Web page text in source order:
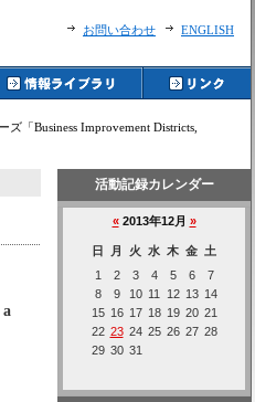
お問い合わせ ENGLISH
ズ「Business Improvement Districts,
a
活動記録カレンダー